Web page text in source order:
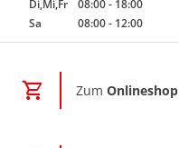
Di,Mi,Fr
08:00- 18:00
Sa
08:00- 12:00
Zum Onlineshop